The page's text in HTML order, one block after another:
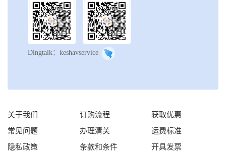
Dingtalk：keshavservice
关于我们
常见问题
隐私政策
订购流程
办理清关
条款和条件
获取优惠
运费标准
开具发票